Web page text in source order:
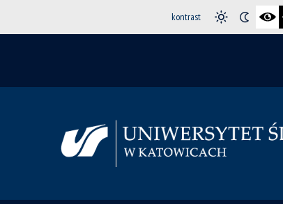
kontrast